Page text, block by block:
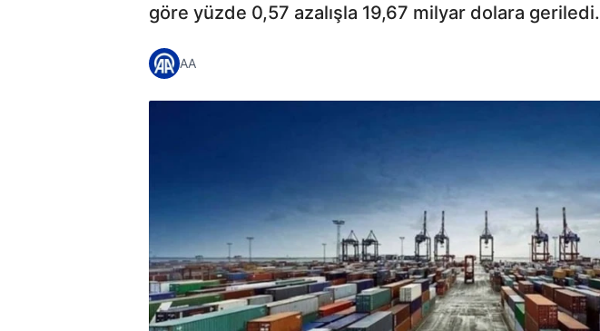
göre yüzde 0,57 azalışla 19,67 milyar dolara geriledi.
AA